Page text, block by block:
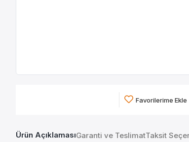
Favorilerime Ekle
Ürün AçıklamasıGaranti ve TeslimatTaksit